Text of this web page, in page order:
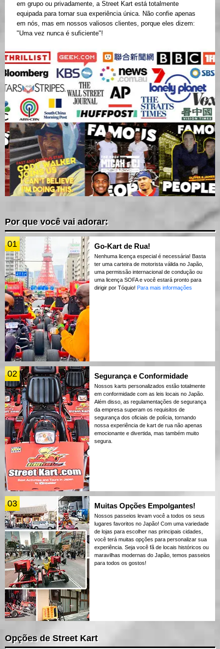
em grupo ou privadamente, a Street Kart está totalmente
equipada para tornar sua experiência única. Não confie apenas
em nós, mas em nossos valiosos clientes, porque eles dizem:
"Uma vez nunca é suficiente"!
Por que você vai adorar:
01 Go-Kart de Rua!
Nenhuma licença especial é necessária! Basta
ter uma carteira de motorista válida no Japão,
uma permissão internacional de condução ou
uma licença SOFA e você estará pronto para
dirigir por Tóquio! Para mais informações
02 Segurança e Conformidade
Nossos karts personalizados estão totalmente
em conformidade com as leis locais no Japão.
Além disso, as regulamentações de segurança
da empresa superam os requisitos de
segurança dos oficiais de polícia, tornando
nossa experiência de kart de rua não apenas
emocionante e divertida, mas também muito
segura.
03 Muitas Opções Empolgantes!
Nossos passeios levam você a todos os seus
lugares favoritos no Japão! Com uma variedade
de lojas para escolher nas principais cidades,
você terá muitas opções para personalizar sua
experiência. Seja você fã de locais históricos ou
maravilhas modernas do Japão, temos passeios
para todos os gostos!
Opções de Street Kart